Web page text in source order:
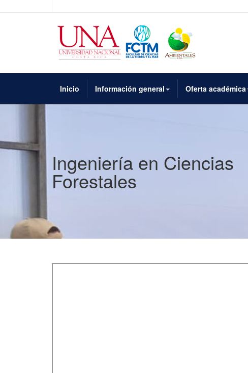
Inicio Información general Oferta académica
Ingeniería en Ciencias
Forestales